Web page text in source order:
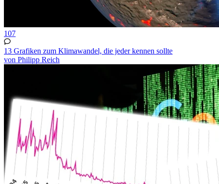
107
13 Grafiken zum Klimawandel, die jeder kennen sollte
von Philipp Reich